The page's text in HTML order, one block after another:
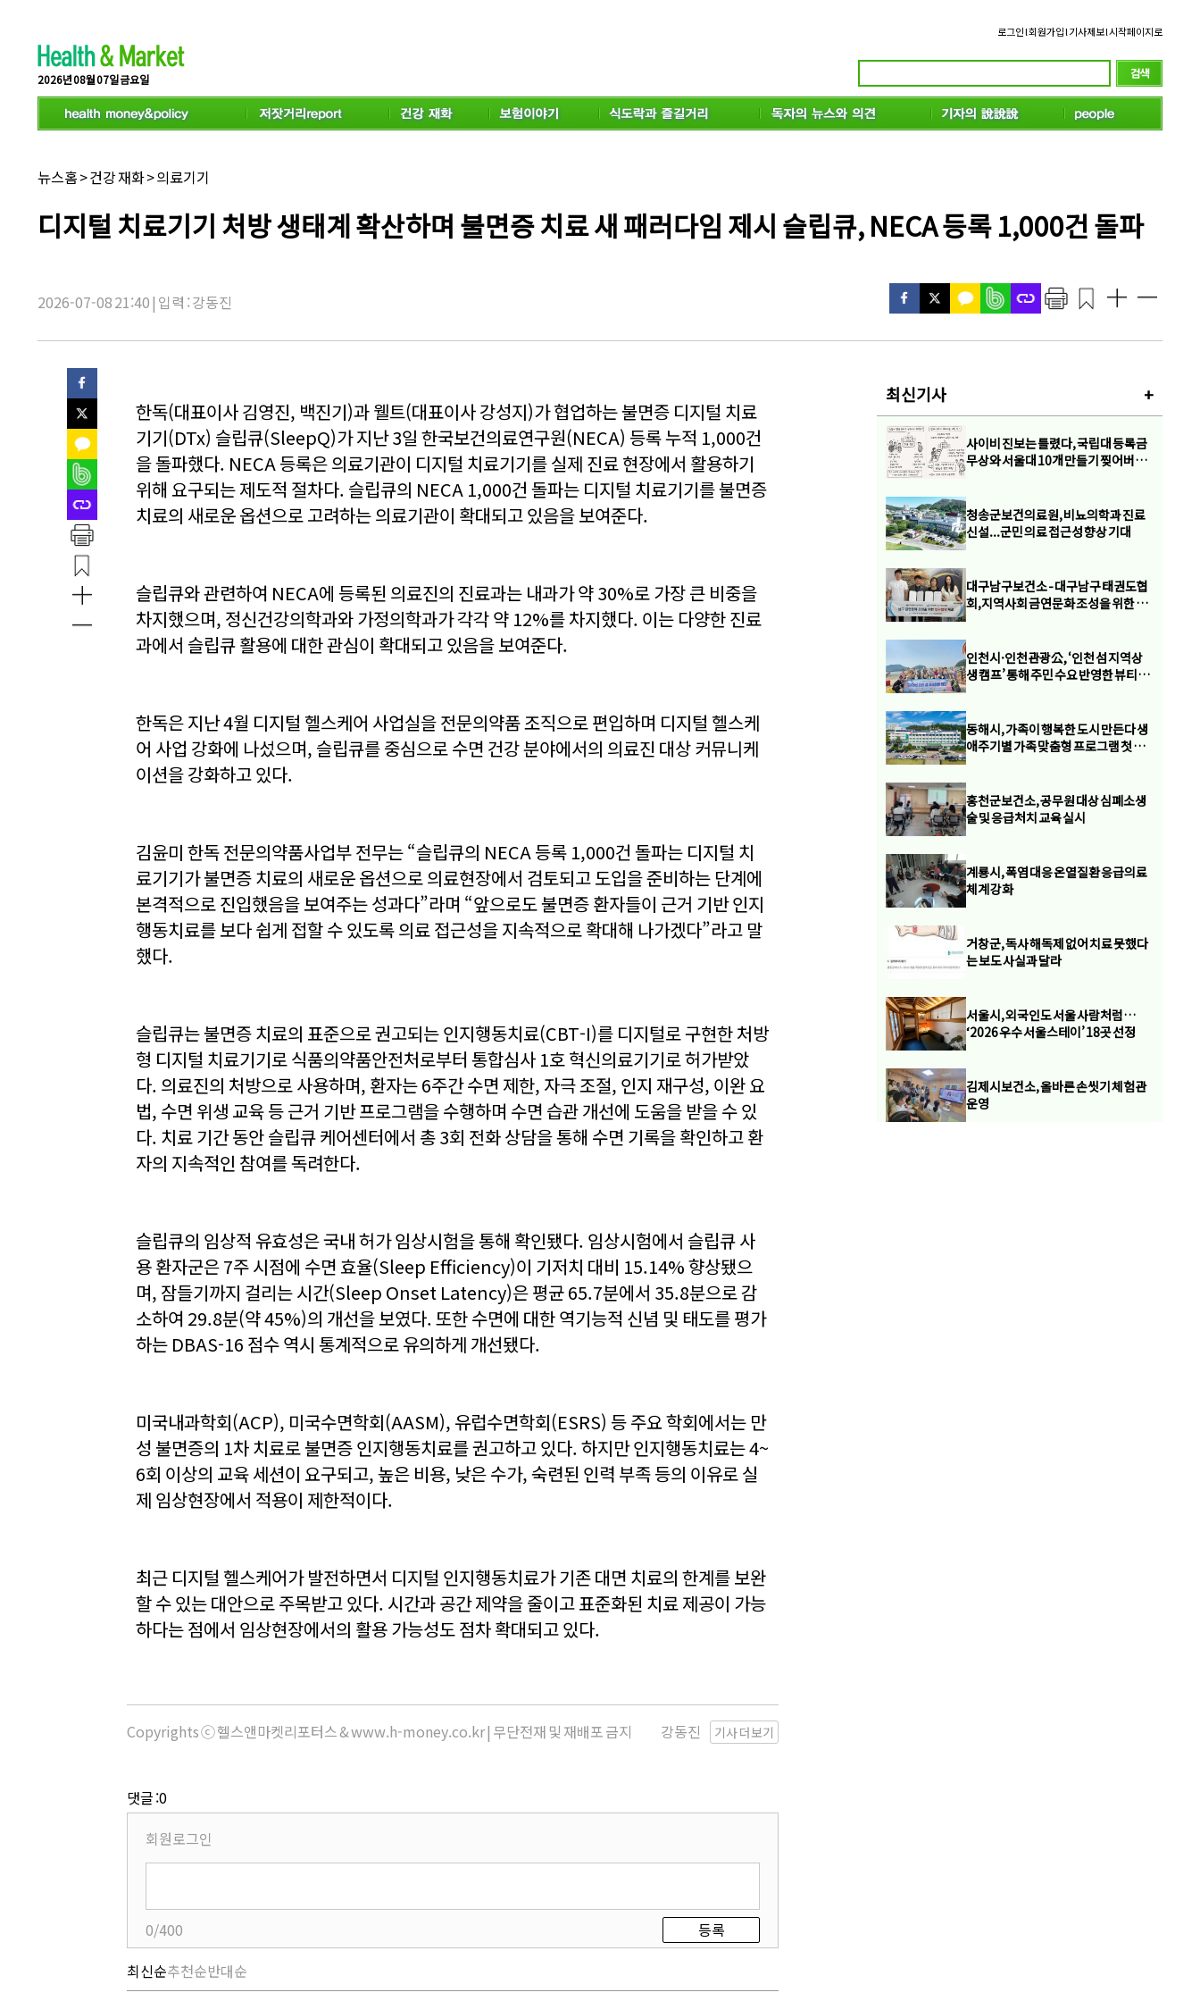
로그인l회원가입l기사제보l시작페이지로
2026년 08월 07일 금요일
채
널
뉴스홈>건강 재화>의료기기
기
사
디지털 치료기기 처방 생태계 확산하며 불면증 치료 새 패러다임 제시 슬립큐, NECA 등록 1,000건 돌파
2026-07-08 21:40 | 입력 : 강동진
한독(대표이사 김영진, 백진기)과 웰트(대표이사 강성지)가 협업하는 불면증 디지털 치료
기기(DTx) 슬립큐(SleepQ)가 지난 3일 한국보건의료연구원(NECA) 등록 누적 1,000건
을 돌파했다. NECA 등록은 의료기관이 디지털 치료기기를 실제 진료 현장에서 활용하기
위해 요구되는 제도적 절차다. 슬립큐의 NECA 1,000건 돌파는 디지털 치료기기를 불면증
치료의 새로운 옵션으로 고려하는 의료기관이 확대되고 있음을 보여준다.
슬립큐와 관련하여 NECA에 등록된 의료진의 진료과는 내과가 약 30%로 가장 큰 비중을
차지했으며, 정신건강의학과와 가정의학과가 각각 약 12%를 차지했다. 이는 다양한 진료
과에서 슬립큐 활용에 대한 관심이 확대되고 있음을 보여준다.
한독은 지난 4월 디지털 헬스케어 사업실을 전문의약품 조직으로 편입하며 디지털 헬스케
어 사업 강화에 나섰으며, 슬립큐를 중심으로 수면 건강 분야에서의 의료진 대상 커뮤니케
이션을 강화하고 있다.
김윤미 한독 전문의약품사업부 전무는 “슬립큐의 NECA 등록 1,000건 돌파는 디지털 치
료기기가 불면증 치료의 새로운 옵션으로 의료현장에서 검토되고 도입을 준비하는 단계에
본격적으로 진입했음을 보여주는 성과다”라며 “앞으로도 불면증 환자들이 근거 기반 인지
행동치료를 보다 쉽게 접할 수 있도록 의료 접근성을 지속적으로 확대해 나가겠다”라고 말
했다.
슬립큐는 불면증 치료의 표준으로 권고되는 인지행동치료(CBT-I)를 디지털로 구현한 처방
형 디지털 치료기기로 식품의약품안전처로부터 통합심사 1호 혁신의료기기로 허가받았
다. 의료진의 처방으로 사용하며, 환자는 6주간 수면 제한, 자극 조절, 인지 재구성, 이완 요
법, 수면 위생 교육 등 근거 기반 프로그램을 수행하며 수면 습관 개선에 도움을 받을 수 있
다. 치료 기간 동안 슬립큐 케어센터에서 총 3회 전화 상담을 통해 수면 기록을 확인하고 환
자의 지속적인 참여를 독려한다.
슬립큐의 임상적 유효성은 국내 허가 임상시험을 통해 확인됐다. 임상시험에서 슬립큐 사
용 환자군은 7주 시점에 수면 효율(Sleep Efficiency)이 기저치 대비 15.14% 향상됐으
며, 잠들기까지 걸리는 시간(Sleep Onset Latency)은 평균 65.7분에서 35.8분으로 감
소하여 29.8분(약 45%)의 개선을 보였다. 또한 수면에 대한 역기능적 신념 및 태도를 평가
하는 DBAS-16 점수 역시 통계적으로 유의하게 개선됐다.
미국내과학회(ACP), 미국수면학회(AASM), 유럽수면학회(ESRS) 등 주요 학회에서는 만
성 불면증의 1차 치료로 불면증 인지행동치료를 권고하고 있다. 하지만 인지행동치료는 4~
6회 이상의 교육 세션이 요구되고, 높은 비용, 낮은 수가, 숙련된 인력 부족 등의 이유로 실
제 임상현장에서 적용이 제한적이다.
최근 디지털 헬스케어가 발전하면서 디지털 인지행동치료가 기존 대면 치료의 한계를 보완
할 수 있는 대안으로 주목받고 있다. 시간과 공간 제약을 줄이고 표준화된 치료 제공이 가능
하다는 점에서 임상현장에서의 활용 가능성도 점차 확대되고 있다.
Copyrights ⓒ 헬스앤마켓리포터스 & www.h-money.co.kr | 무단전재 및 재배포 금지 기사 더보기
강동진
댓글 :0
회원로그인
0/400
등록
최신순추천순반대순
최신기사 +
사이비 진보는 틀렸다, 국립대 등록금
무상와 서울대 10개 만들기 찢어버려
청송군보건의료원, 비뇨의학과 진료
신설...군민 의료 접근성 향상 기대
대구남구보건소 - 대구남구 태권도협
회,지역사회 금연문화 조성을 위한 업
인천시·인천관광公, ‘인천 섬 지역상
생 캠프’ 통해 주민 수요 반영한 뷰티케
동해시, 가족이 행복한 도시 만든다 생
애주기별 가족 맞춤형 프로그램 첫 운
홍천군보건소, 공무원 대상 심폐소생
술 및 응급처치 교육 실시
계룡시, 폭염 대응 온열질환 응급의료
체계 강화
거창군, 독사 해독제 없어 치료 못했다
는 보도 사실과 달라
서울시, 외국인도 서울 사람처럼…
‘2026 우수 서울스테이’ 18곳 선정
김제시보건소, 올바른 손씻기 체험관
운영